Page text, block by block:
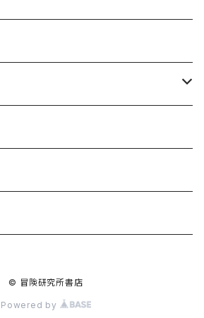
© 冒険研究所書店
Powered by